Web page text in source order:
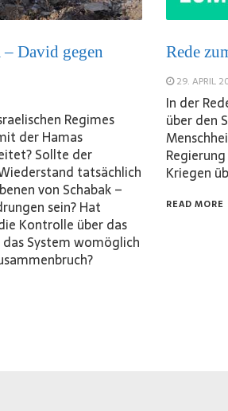
David gegen
Regimes
der Hamas
Sollte der
tatsächlich
von Schabak –
sein? Hat
Kontrolle über das
System womöglich
Rede
29. APRIL
In der
über den
Kriegen
READ MORE